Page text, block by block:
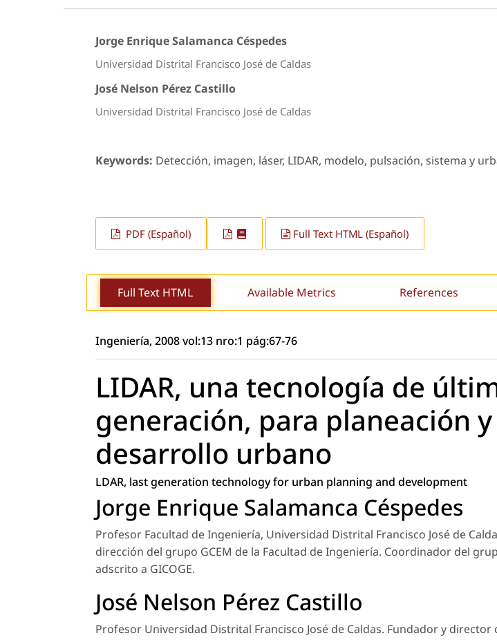
Jorge Enrique Salamanca Céspedes
Universidad Distrital Francisco José de Caldas
José Nelson Pérez Castillo
Universidad Distrital Francisco José de Caldas
Keywords: Detección, imagen, láser, LIDAR, modelo, pulsación, sistema y
PDF (Español) Full Text HTML (Español)
Full Text HTML Available Metrics References
Ingeniería, 2008 vol:13 nro:1 pág:67-76
LIDAR, una tecnología de
generación, para planeación y
desarrollo urbano
LDAR, last generation technology for urban planning and development
Jorge Enrique Salamanca Céspedes
Profesor Facultad de Ingeniería, Universidad Distrital Francisco José de
dirección del grupo GCEM de la Facultad de Ingeniería. Coordinador del
adscrito a GICOGE.
José Nelson Pérez Castillo
Profesor Universidad Distrital Francisco José de Caldas. Fundador y